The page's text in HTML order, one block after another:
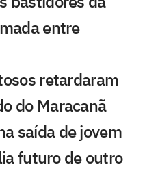
entre
retardaram
do Maracanã
saída de jovem
futuro de outro